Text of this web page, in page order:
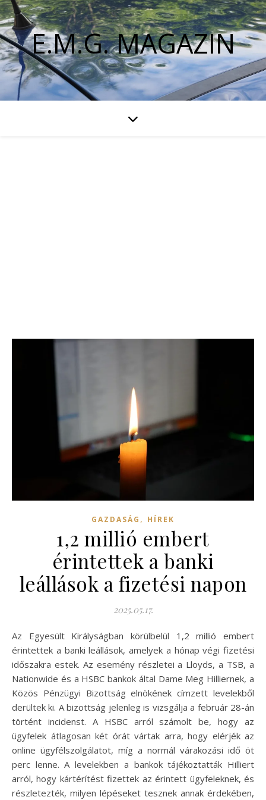
E.M.G. MAGAZIN
GAZDASÁG , HÍREK
1,2 millió embert
érintettek a banki
leállások a fizetési napon
2025.05.17.
Az Egyesült Királyságban körülbelül 1,2 millió embert
érintettek a banki leállások, amelyek a hónap végi fizetési
időszakra estek. Az esemény részletei a Lloyds, a TSB, a
Nationwide és a HSBC bankok által Dame Meg Hilliernek, a
Közös Pénzügyi Bizottság elnökének címzett levelekből
derültek ki. A bizottság jelenleg is vizsgálja a február 28-án
történt incidenst. A HSBC arról számolt be, hogy az
ügyfelek átlagosan két órát vártak arra, hogy elérjék az
online ügyfélszolgálatot, míg a normál várakozási idő öt
perc lenne. A levelekben a bankok tájékoztatták Hilliert
arról, hogy kártérítést fizettek az érintett ügyfeleknek, és
részletezték, milyen lépéseket tesznek annak érdekében,